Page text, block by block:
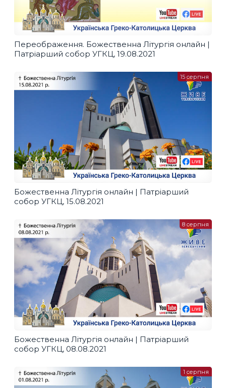
Переображення. Божественна Літургія онлайн |
Патріарший собор УГКЦ, 19.08.2021
Божественна Літургія онлайн | Патріарший
собор УГКЦ, 15.08.2021
15 серпня
Божественна Літургія онлайн | Патріарший
собор УГКЦ, 08.08.2021
8 серпня
1 серпня